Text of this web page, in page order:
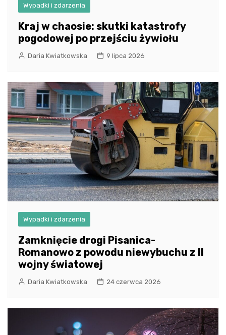
Wypadki i zdarzenia
Kraj w chaosie: skutki katastrofy
pogodowej po przejściu żywiołu
Daria Kwiatkowska 9 lipca 2026
Wypadki i zdarzenia
Zamknięcie drogi Pisanica-
Romanowo z powodu niewybuchu z II
wojny światowej
Daria Kwiatkowska 24 czerwca 2026